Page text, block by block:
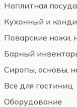
Наплитная посуда
Кухонный и
Поварские ножи,
Барный
Сиропы, основы,
Все для гостиниц
Оборудование